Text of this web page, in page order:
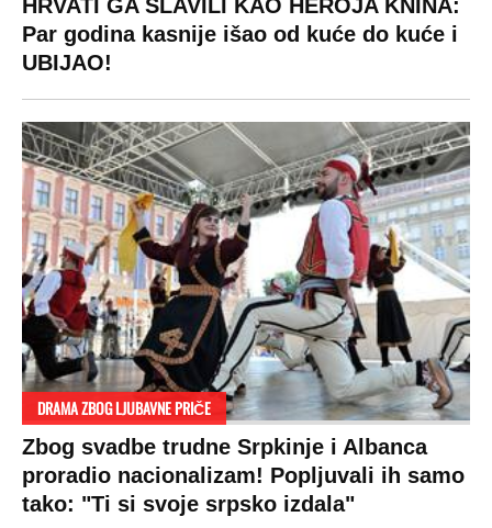
Žene u Srbiji su poludele za njima,
ogledaju se, bacaju pare: Ovde bunde
koštaju 100 evra, a neke i 2.000 dinara!
SPREMITE SE
Za posnu slavsku trpezu ove godine treba
izdvojiti ozbiljnu sumu novca: Nečija cela
plata ode na svega 20 gostiju